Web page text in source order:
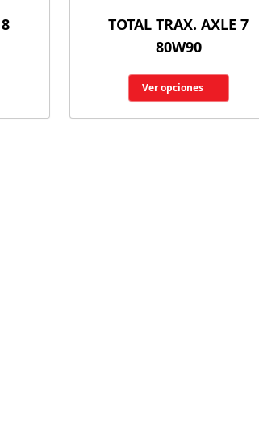
TOTAL TRAX. AXLE 7
80W90
Ver opciones